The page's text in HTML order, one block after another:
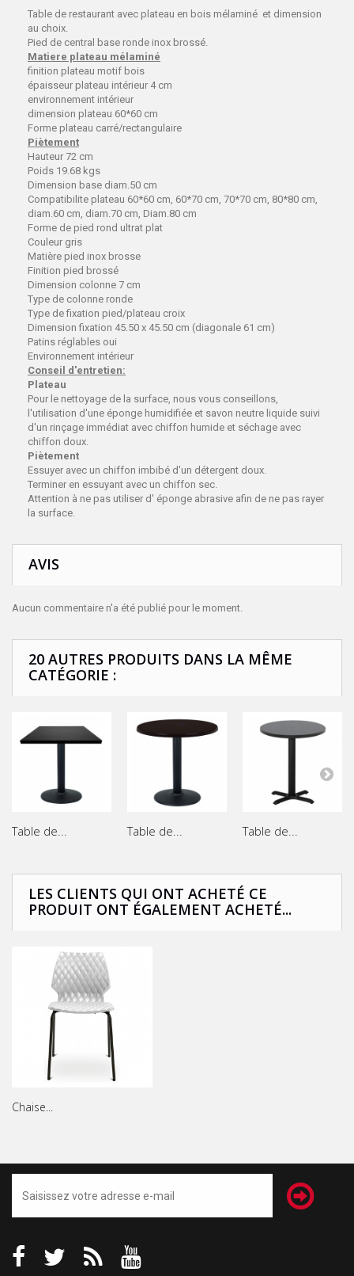
Table de restaurant avec plateau en bois mélaminé et dimension
au choix.
Pied de central base ronde inox brossé.
Matiere plateau mélaminé
finition plateau motif bois
épaisseur plateau intérieur 4 cm
environnement intérieur
dimension plateau 60*60 cm
Forme plateau carré/rectangulaire
Piètement
Hauteur 72 cm
Poids 19.68 kgs
Dimension base diam.50 cm
Compatibilite plateau 60*60 cm, 60*70 cm, 70*70 cm, 80*80 cm,
diam.60 cm, diam.70 cm, Diam.80 cm
Forme de pied rond ultrat plat
Couleur gris
Matière pied inox brosse
Finition pied brossé
Dimension colonne 7 cm
Type de colonne ronde
Type de fixation pied/plateau croix
Dimension fixation 45.50 x 45.50 cm (diagonale 61 cm)
Patins réglables oui
Environnement intérieur
Conseil d'entretien:
Plateau
Pour le nettoyage de la surface, nous vous conseillons,
l'utilisation d'une éponge humidifiée et savon neutre liquide suivi
d'un rinçage immédiat avec chiffon humide et séchage avec
chiffon doux.
Piètement
Essuyer avec un chiffon imbibé d'un détergent doux.
Terminer en essuyant avec un chiffon sec.
Attention à ne pas utiliser d' éponge abrasive afin de ne pas rayer
la surface.
AVIS
Aucun commentaire n'a été publié pour le moment.
20 AUTRES PRODUITS DANS LA MÊME
CATÉGORIE :
Table de... Table de... Table de...
LES CLIENTS QUI ONT ACHETÉ CE
PRODUIT ONT ÉGALEMENT ACHETÉ...
Chaise...